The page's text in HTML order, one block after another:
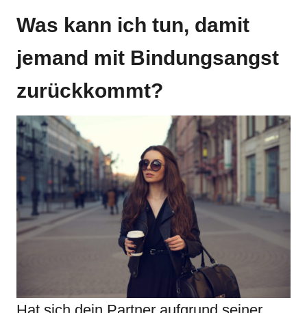
Was kann ich tun, damit
jemand mit Bindungsangst
zurückkommt?